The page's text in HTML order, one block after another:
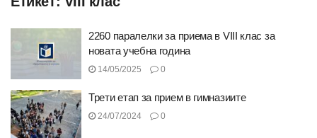
2260 паралелки за приема в VIII клас за
новата учебна година
14/05/2025 0
Трети етап за прием в гимназиите
24/07/2024 0